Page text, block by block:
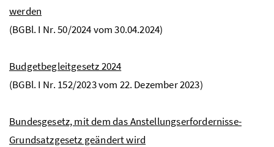
werden
(BGBl. I Nr. 50/2024 vom 30.04.2024)
Budgetbegleitgesetz 2024
(BGBl. I Nr. 152/2023 vom 22. Dezember 2023)
Bundesgesetz, mit dem das Anstellungserfordernisse-
Grundsatzgesetz geändert wird